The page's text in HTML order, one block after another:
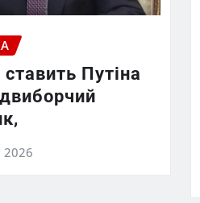
ставить Путіна
2026